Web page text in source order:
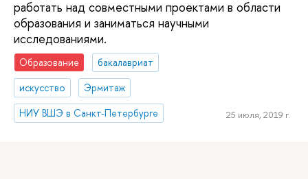
работать над совместными проектами в области
образования и заниматься научными
исследованиями.
Образование
бакалавриат
искусство
Эрмитаж
НИУ ВШЭ в Санкт-Петербурге
25 июля, 2019 г.